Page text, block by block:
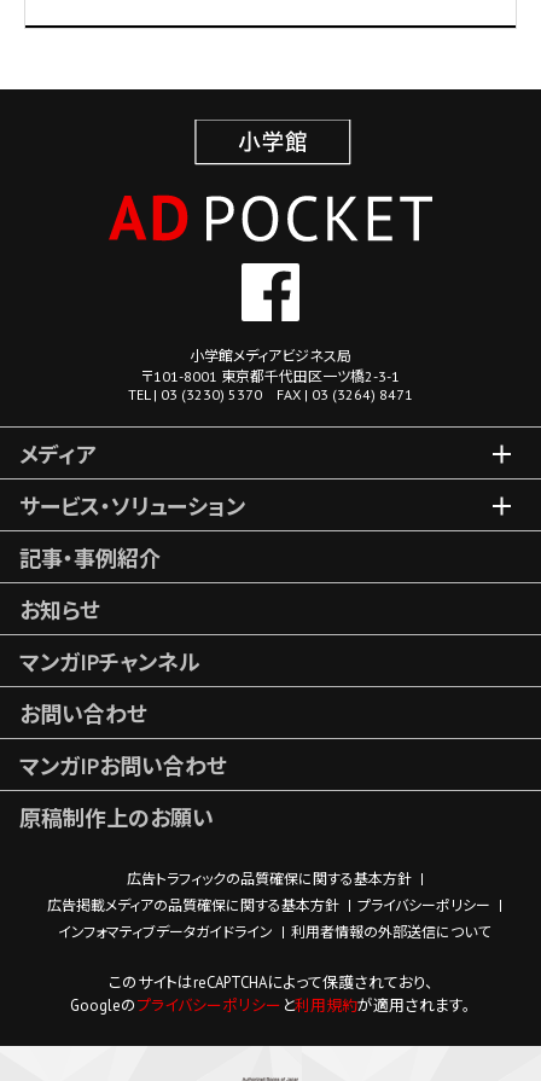
小学館メディアビジネス局
〒101-8001 東京都千代田区一ツ橋2-3-1
TEL | 03 (3230) 5370 FAX | 03 (3264) 8471
メディア
サービス・ソリューション
記事・事例紹介
お知らせ
マンガIPチャンネル
お問い合わせ
マンガIPお問い合わせ
原稿制作上のお願い
広告トラフィックの品質確保に関する基本方針
広告掲載メディアの品質確保に関する基本方針
プライバシーポリシー
インフォマティブデータガイドライン
利用者情報の外部送信について
このサイトはreCAPTCHAによって保護されており、
Googleのプライバシーポリシー と利用規約が適用されます。